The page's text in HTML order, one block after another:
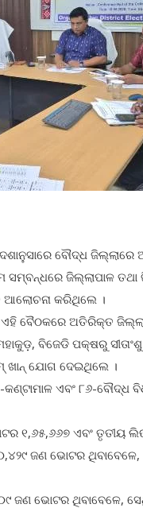
ବୌଦ୍ଧ ଜିଲ୍ଲାରେ
ସମ୍ବନ୍ଧରେ ଜିଲ୍ଲାପାଳ
ଆଲୋଚନା କରିଥିଲେ ।
ବୈଠକରେ ଅତିରିକ୍ତ
ବିଜେଡି ପକ୍ଷରୁ
ଯୋଗ ଦେଇଥିଲେ ।
ଏବଂ ୮୬-ବୌଦ୍ଧ
୧,୬୫,୬୬୭ ଏବଂ ତୃତୀୟ
ଜଣ ଭୋଟର
ଜଣ ଭୋଟର ଥିବାବେଳେ,